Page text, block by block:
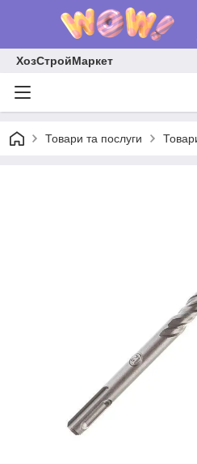
ХозСтройМаркет
Товари та послуги